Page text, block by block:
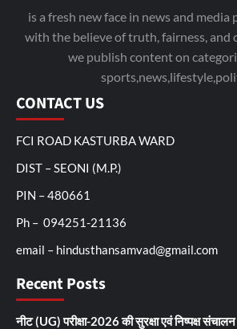
is a fresh new face in news and
with the believe of truth, fairness, and
we publish content on
CONTACT US
FCI ROAD KASTURBA WARD
DIST – SEONI (M.P.)
PIN – 480661
Ph – 094251-21136
email – hindusthansamvad@gmail.com
Recent Posts
नीट (UG) परीक्षा-2026 की सुरक्षा एवं निष्पक्ष